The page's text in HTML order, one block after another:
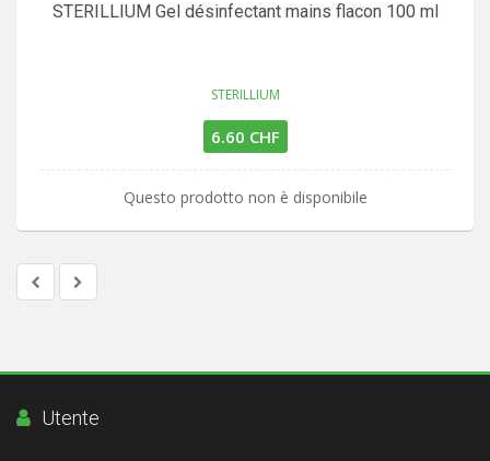
STERILLIUM Gel désinfectant mains flacon 100 ml
STERILLIUM
6.60 CHF
Questo prodotto non è disponibile
Utente